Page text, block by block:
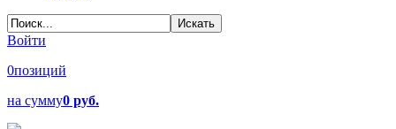
Войти
0позиций
на сумму0 руб.